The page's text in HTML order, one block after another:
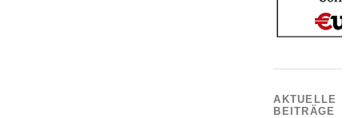
AKTUELLE
BEITRÄGE